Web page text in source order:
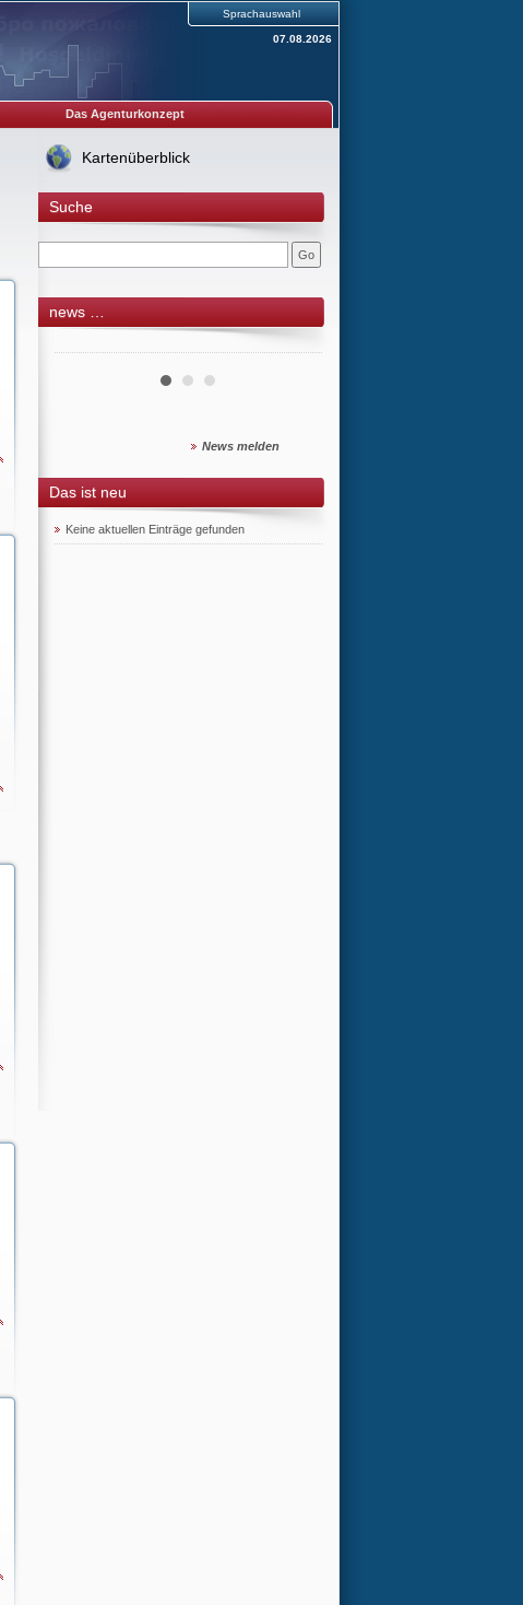
Sprachauswahl
07.08.2026
Das Agenturkonzept
Kartenüberblick
Suche
news …
News melden
Das ist neu
Keine aktuellen Einträge gefunden